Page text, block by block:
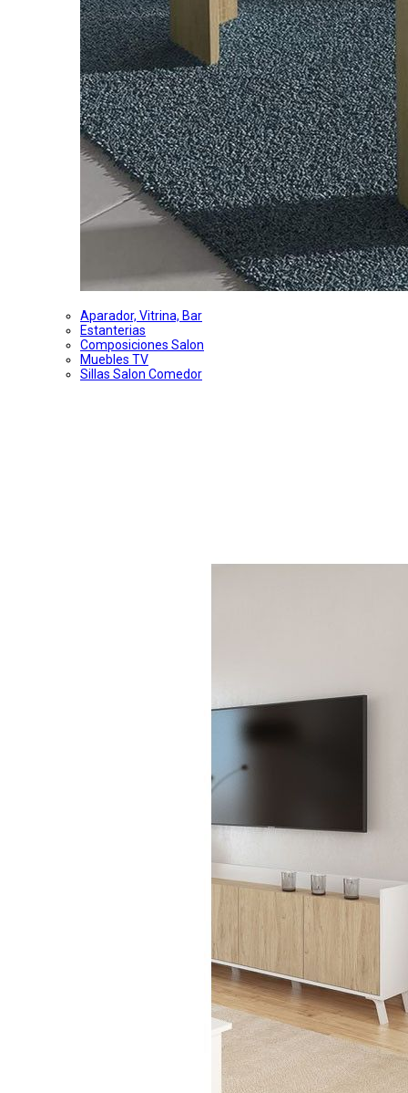
Aparador, Vitrina, Bar
Estanterias
Composiciones Salon
Muebles TV
Sillas Salon Comedor